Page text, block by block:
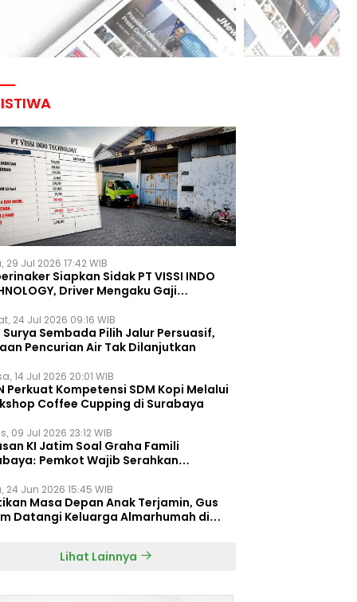
29 Jul 2026 17:42 WIB
Siapkan Sidak PT VISSI INDO
Driver Mengaku Gaji
24 Jul 2026 09:16 WIB
Surya Sembada Pilih Jalur Persuasif,
Pencurian Air Tak Dilanjutkan
14 Jul 2026 20:01 WIB
Perkuat Kompetensi SDM Kopi Melalui
Coffee Cupping di Surabaya
09 Jul 2026 23:12 WIB
KI Jatim Soal Graha Famili
Pemkot Wajib Serahkan
24 Jun 2026 15:45 WIB
Masa Depan Anak Terjamin, Gus
Datangi Keluarga Almarhumah di
Lihat Lainnya